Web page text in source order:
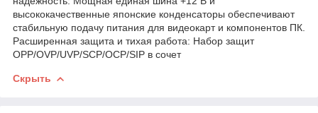
высококачественные японские конденсаторы обеспечивают
стабильную подачу питания для видеокарт и компонентов ПК.
Расширенная защита и тихая работа: Набор защит
OPP/OVP/UVP/SCP/OCP/SIP в сочет
Скрыть